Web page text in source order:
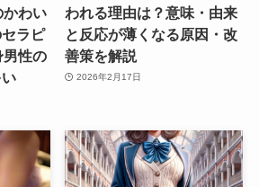
かわい
ラピ
男性の
われる理由は？意味・由来
と反応が薄くなる原因・改
善策を解説
2026年2月17日